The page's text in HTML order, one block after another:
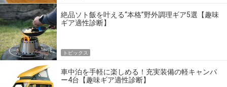
絶品ソト飯を叶える“本格”野外調理ギア5選【趣味
ギア適性診断】
トピックス
車中泊を手軽に楽しめる！充実装備の軽キャンパ
ー4台【趣味ギア適性診断】